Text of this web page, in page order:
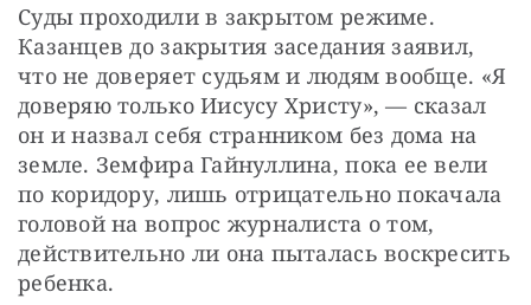
Суды проходили в закрытом режиме.
Казанцев до закрытия заседания заявил,
что не доверяет судьям и людям вообще. «Я
доверяю только Иисусу Христу», — сказал
он и назвал себя странником без дома на
земле. Земфира Гайнуллина, пока ее вели
по коридору, лишь отрицательно покачала
головой на вопрос журналиста о том,
действительно ли она пыталась воскресить
ребенка.